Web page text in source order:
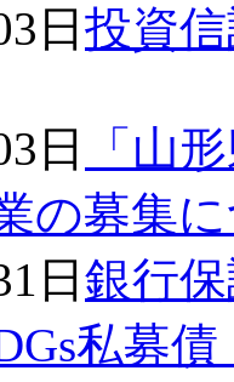
日 投資
日
「山
の募集
日 銀行
私募